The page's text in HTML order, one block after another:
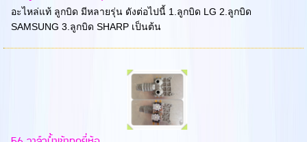
อะไหล่แท้ ลูกบิด มีหลายรุ่น ดังต่อไปนี้ 1.ลูกบิด LG 2.ลูกบิด
SAMSUNG 3.ลูกบิด SHARP เป็นต้น